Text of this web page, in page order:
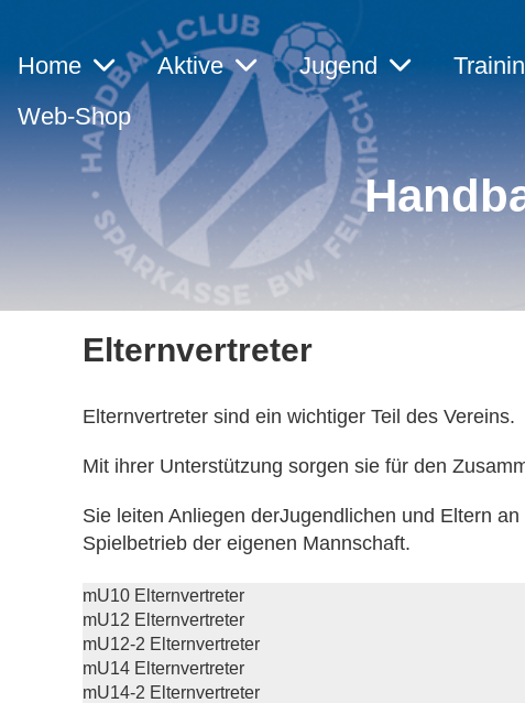
Home Aktive Jugend
Web-Shop
Elternvertreter
Elternvertreter sind ein wichtiger Teil des Vereins.
Mit ihrer Unterstützung sorgen sie für den
Sie leiten Anliegen derJugendlichen und Eltern
Spielbetrieb der eigenen Mannschaft.
mU10 Elternvertreter
mU12 Elternvertreter
mU12-2 Elternvertreter
mU14 Elternvertreter
mU14-2 Elternvertreter